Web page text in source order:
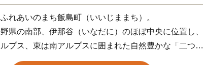
れあいのまち飯島町（いいじままち）。
県の南部、伊那谷（いなだに）のほぼ中央に位置し、
プス、東は南アルプスに囲まれた自然豊かな「二つの
見えるまち」です。